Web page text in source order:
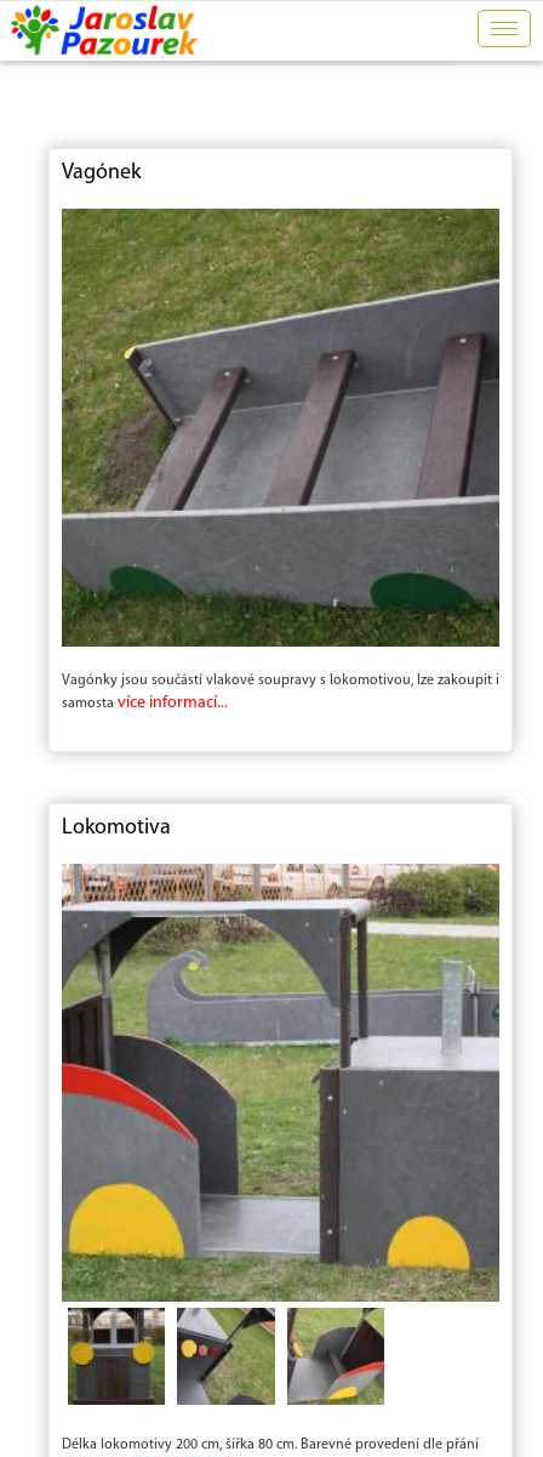
Vagónek
Vagónky jsou součástí vlakové soupravy s lokomotivou, lze zakoupit i
samosta více informací...
Lokomotiva
Délka lokomotivy 200 cm, šířka 80 cm. Barevné provedení dle přání